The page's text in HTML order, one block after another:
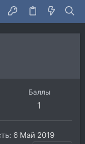
Баллы
1
6 Май 2019